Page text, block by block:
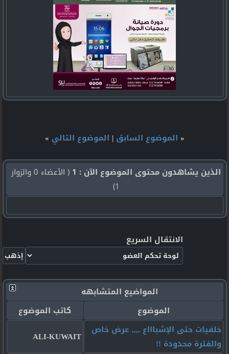
« الموضوع السابق | الموضوع التالي »
الذين يشاهدون محتوى الموضوع الآن : 1
( الأعضاء 0 والزوار
1)
الانتقال السريع
المواضيع المتشابهه
الموضوع
كاتب الموضوع
خلفيات حتى الإشباااع ,,,, عرض خاص
والفترة محدودة !!
ALI-KUWAIT